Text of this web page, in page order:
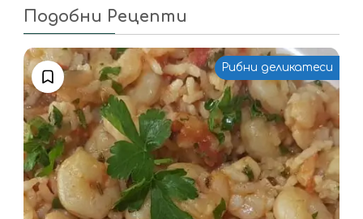
Подобни Рецепти
Рибни деликатеси